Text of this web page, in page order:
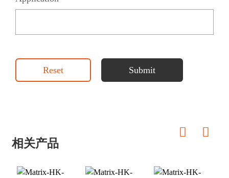
Reset Submit
相关产品